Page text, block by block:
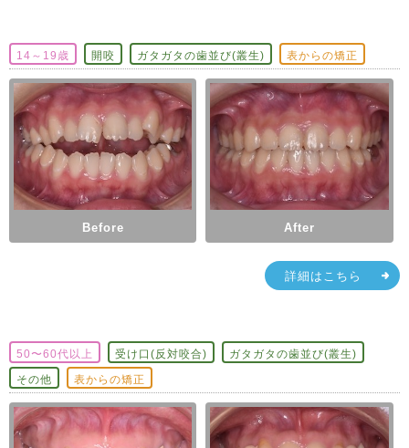
14～19歳 開咬 ガタガタの歯並び(叢生) 表からの矯正
Before After
詳細はこちら
50〜60代以上 受け口(反対咬合) ガタガタの歯並び(叢生)
その他 表からの矯正